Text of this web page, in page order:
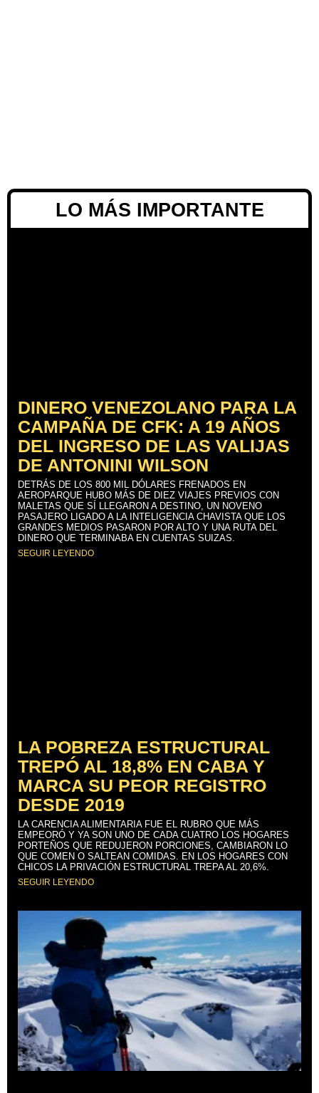
LO MÁS IMPORTANTE
DINERO VENEZOLANO PARA LA
CAMPAÑA DE CFK: A 19 AÑOS
DEL INGRESO DE LAS VALIJAS
DE ANTONINI WILSON
DETRÁS DE LOS 800 MIL DÓLARES FRENADOS EN
AEROPARQUE HUBO MÁS DE DIEZ VIAJES PREVIOS CON
MALETAS QUE SÍ LLEGARON A DESTINO, UN NOVENO
PASAJERO LIGADO A LA INTELIGENCIA CHAVISTA QUE LOS
GRANDES MEDIOS PASARON POR ALTO Y UNA RUTA DEL
DINERO QUE TERMINABA EN CUENTAS SUIZAS.
SEGUIR LEYENDO
LA POBREZA ESTRUCTURAL
TREPÓ AL 18,8% EN CABA Y
MARCA SU PEOR REGISTRO
DESDE 2019
LA CARENCIA ALIMENTARIA FUE EL RUBRO QUE MÁS
EMPEORÓ Y YA SON UNO DE CADA CUATRO LOS HOGARES
PORTEÑOS QUE REDUJERON PORCIONES, CAMBIARON LO
QUE COMEN O SALTEAN COMIDAS. EN LOS HOGARES CON
CHICOS LA PRIVACIÓN ESTRUCTURAL TREPA AL 20,6%.
SEGUIR LEYENDO